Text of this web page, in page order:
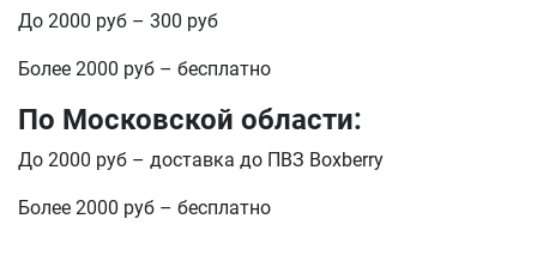
До 2000 руб – 300 руб
Более 2000 руб – бесплатно
По Московской области:
До 2000 руб – доставка до ПВЗ Boxberry
Более 2000 руб – бесплатно